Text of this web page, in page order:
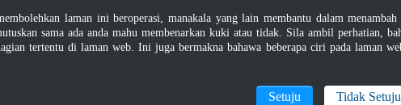
2,670,655
laman ini beroperasi, manakala yang lain membantu dalam menambah
sama ada anda mahu membenarkan kuki atau tidak. Sila ambil perhatian,
tertentu di laman web. Ini juga bermakna bahawa beberapa ciri pada laman
Setuju Tidak Setuju